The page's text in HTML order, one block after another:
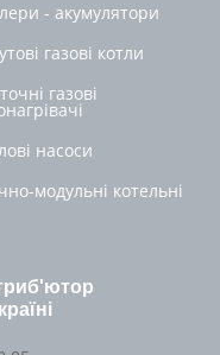
- акумулятори
газові котли
газові
насоси
модульні котельні